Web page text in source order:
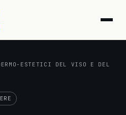
ESTETICI DEL VISO E DEL